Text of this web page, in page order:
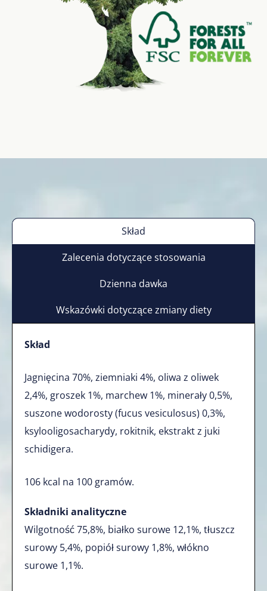
Skład
Zalecenia dotyczące stosowania
Dzienna dawka
Wskazówki dotyczące zmiany diety
Skład
Jagnięcina 70%, ziemniaki 4%, oliwa z oliwek
2,4%, groszek 1%, marchew 1%, minerały 0,5%,
suszone wodorosty (fucus vesiculosus) 0,3%,
ksylooligosacharydy, rokitnik, ekstrakt z juki
schidigera.
106 kcal na 100 gramów.
Składniki analityczne
Wilgotność 75,8%, białko surowe 12,1%, tłuszcz
surowy 5,4%, popiół surowy 1,8%, włókno
surowe 1,1%.